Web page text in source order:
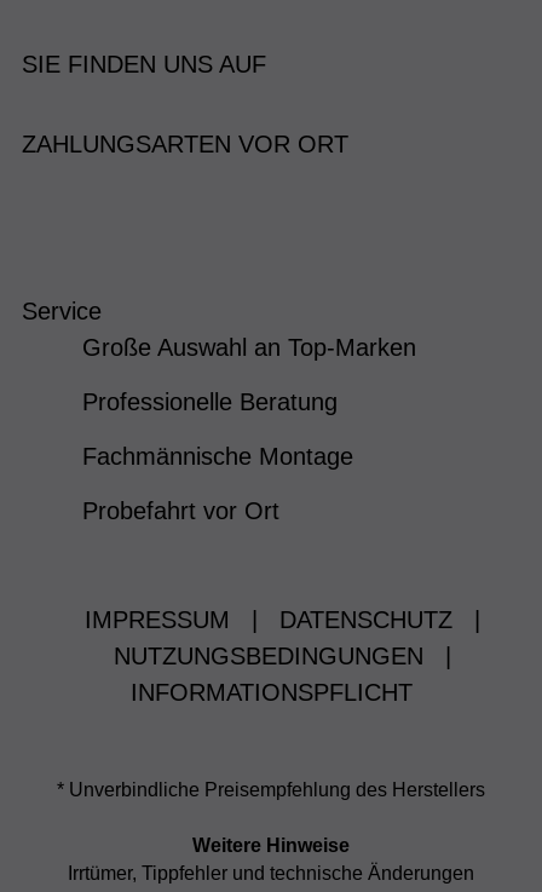
SIE FINDEN UNS AUF
ZAHLUNGSARTEN VOR ORT
Service
Große Auswahl an Top-Marken
Professionelle Beratung
Fachmännische Montage
Probefahrt vor Ort
IMPRESSUM DATENSCHUTZ
NUTZUNGSBEDINGUNGEN
INFORMATIONSPFLICHT
* Unverbindliche Preisempfehlung des Herstellers
Weitere Hinweise
Irrtümer, Tippfehler und technische Änderungen